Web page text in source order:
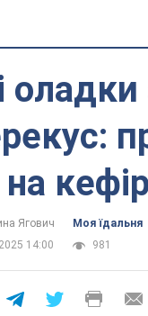
на
Ягович
Моя їдальня
14:00
981